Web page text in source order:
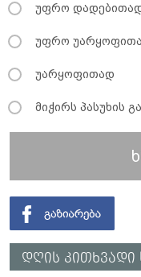
უფრო
უფრო
უარყოფითად
მიჭირს პასუხის
დღის კითხვადი